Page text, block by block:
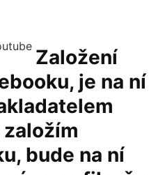
Založení
je na ní
bude na ní